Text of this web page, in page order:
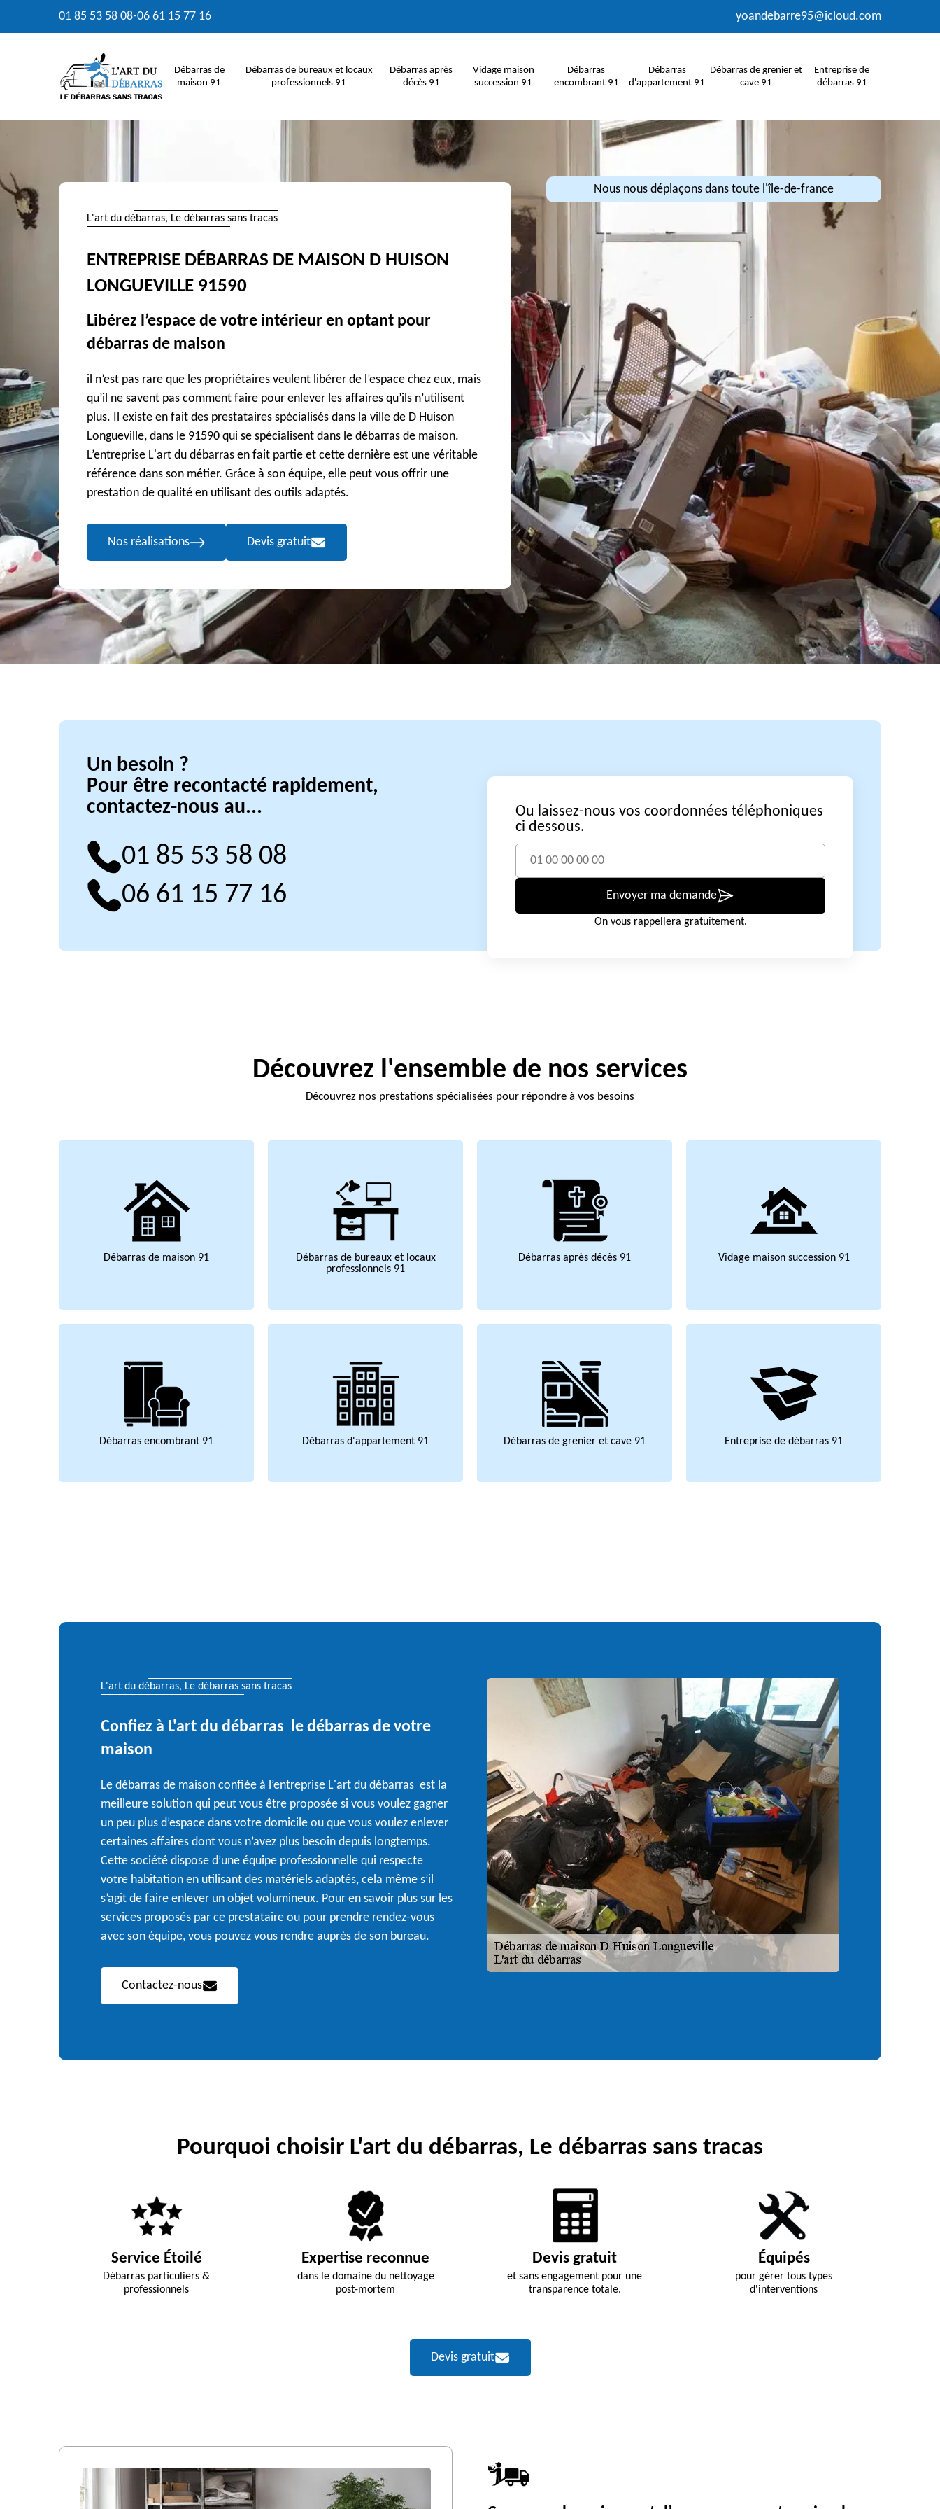
01 85 53 58 08-06 61 15 77 16 yoandebarre95@icloud.com
Débarras de
maison 91
Débarras de bureaux et locaux
professionnels 91
Débarras après
décès 91
Vidage maison
succession 91
Débarras
encombrant 91
Débarras
d'appartement 91
Débarras de grenier et
cave 91
Entreprise de
débarras 91
L'art du débarras, Le débarras sans tracas
ENTREPRISE DÉBARRAS DE MAISON D HUISON
LONGUEVILLE 91590
Libérez l’espace de votre intérieur en optant pour
débarras de maison
il n’est pas rare que les propriétaires veulent libérer de l’espace chez eux, mais
qu’il ne savent pas comment faire pour enlever les affaires qu’ils n’utilisent
plus. Il existe en fait des prestataires spécialisés dans la ville de D Huison
Longueville, dans le 91590 qui se spécialisent dans le débarras de maison.
L’entreprise L'art du débarras en fait partie et cette dernière est une véritable
référence dans son métier. Grâce à son équipe, elle peut vous offrir une
prestation de qualité en utilisant des outils adaptés.
Nos réalisations Devis gratuit
Nous nous déplaçons dans toute l'île-de-france
Un besoin ?
Pour être recontacté rapidement,
contactez-nous au...
01 85 53 58 08
06 61 15 77 16
Ou laissez-nous vos coordonnées téléphoniques
ci dessous.
Envoyer ma demande
On vous rappellera gratuitement.
Découvrez l'ensemble de nos services
Découvrez nos prestations spécialisées pour répondre à vos besoins
Débarras de maison 91
Débarras de bureaux et locaux
professionnels 91
Débarras après décès 91 Vidage maison succession 91
Débarras encombrant 91 Débarras d'appartement 91 Débarras de grenier et cave 91 Entreprise de débarras 91
L'art du débarras, Le débarras sans tracas
Confiez à L'art du débarras le débarras de votre
maison
Le débarras de maison confiée à l’entreprise L'art du débarras est la
meilleure solution qui peut vous être proposée si vous voulez gagner
un peu plus d’espace dans votre domicile ou que vous voulez enlever
certaines affaires dont vous n’avez plus besoin depuis longtemps.
Cette société dispose d’une équipe professionnelle qui respecte
votre habitation en utilisant des matériels adaptés, cela même s’il
s’agit de faire enlever un objet volumineux. Pour en savoir plus sur les
services proposés par ce prestataire ou pour prendre rendez-vous
avec son équipe, vous pouvez vous rendre auprès de son bureau.
Contactez-nous
Pourquoi choisir L'art du débarras, Le débarras sans tracas
Service Étoilé
Débarras particuliers &
professionnels
Expertise reconnue
dans le domaine du nettoyage
post-mortem
Devis gratuit
et sans engagement pour une
transparence totale.
Équipés
pour gérer tous types
d'interventions
Devis gratuit